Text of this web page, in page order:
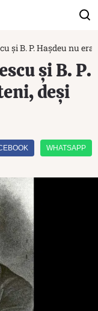
și B. P. Hașdeu nu
și B. P.
deși
WHATSAPP